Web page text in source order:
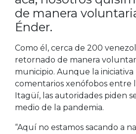
de manera
Énder.
Como él, cerca de 200
retornado de manera
municipio. Aunque la
comentarios xenófobos entre
Itagüí, las autoridades piden
medio de la pandemia.
“Aquí no estamos sacando a